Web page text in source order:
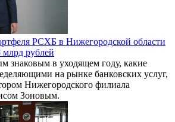
РСХБ в Нижегородской области
млрд рублей
знаковым в уходящем году, какие
на рынке банковских услуг,
Нижегородского филиала
Зоновым.